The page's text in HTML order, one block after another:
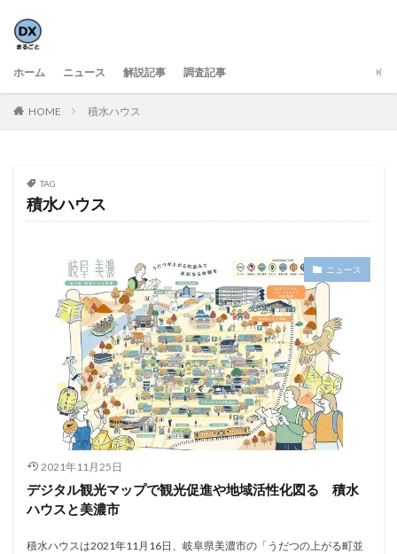
ホーム ニュース 解説記事 調査記事
HOME 積水ハウス
TAG
積水ハウス
ニュース
2021年11月25日
デジタル観光マップで観光促進や地域活性化図る 積水
ハウスと美濃市
積水ハウスは2021年11月16日、岐阜県美濃市の「うだつの上がる町並